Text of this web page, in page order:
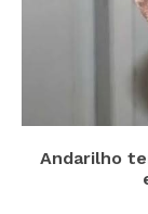
Andarilho